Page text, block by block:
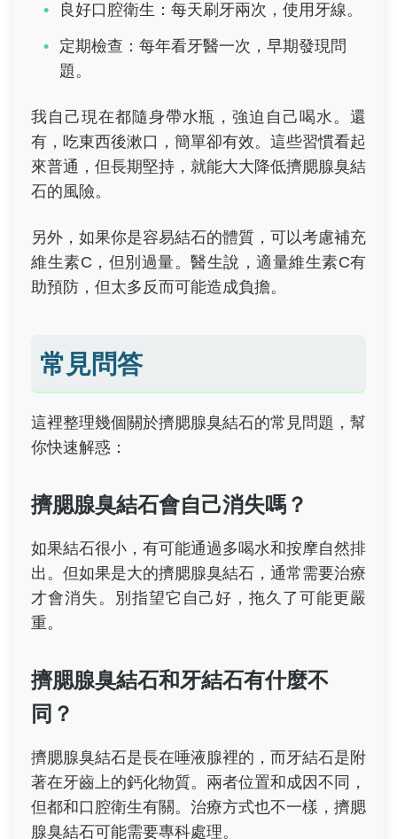
良好口腔衛生：每天刷牙兩次，使用牙線。
定期檢查：每年看牙醫一次，早期發現問
題。
我自己現在都隨身帶水瓶，強迫自己喝水。還
有，吃東西後漱口，簡單卻有效。這些習慣看起
來普通，但長期堅持，就能大大降低擠腮腺臭結
石的風險。
另外，如果你是容易結石的體質，可以考慮補充
維生素C，但別過量。醫生說，適量維生素C有
助預防，但太多反而可能造成負擔。
常見問答
這裡整理幾個關於擠腮腺臭結石的常見問題，幫
你快速解惑：
擠腮腺臭結石會自己消失嗎？
如果結石很小，有可能通過多喝水和按摩自然排
出。但如果是大的擠腮腺臭結石，通常需要治療
才會消失。別指望它自己好，拖久了可能更嚴
重。
擠腮腺臭結石和牙結石有什麼不
同？
擠腮腺臭結石是長在唾液腺裡的，而牙結石是附
著在牙齒上的鈣化物質。兩者位置和成因不同，
但都和口腔衛生有關。治療方式也不一樣，擠腮
腺臭結石可能需要專科處理。